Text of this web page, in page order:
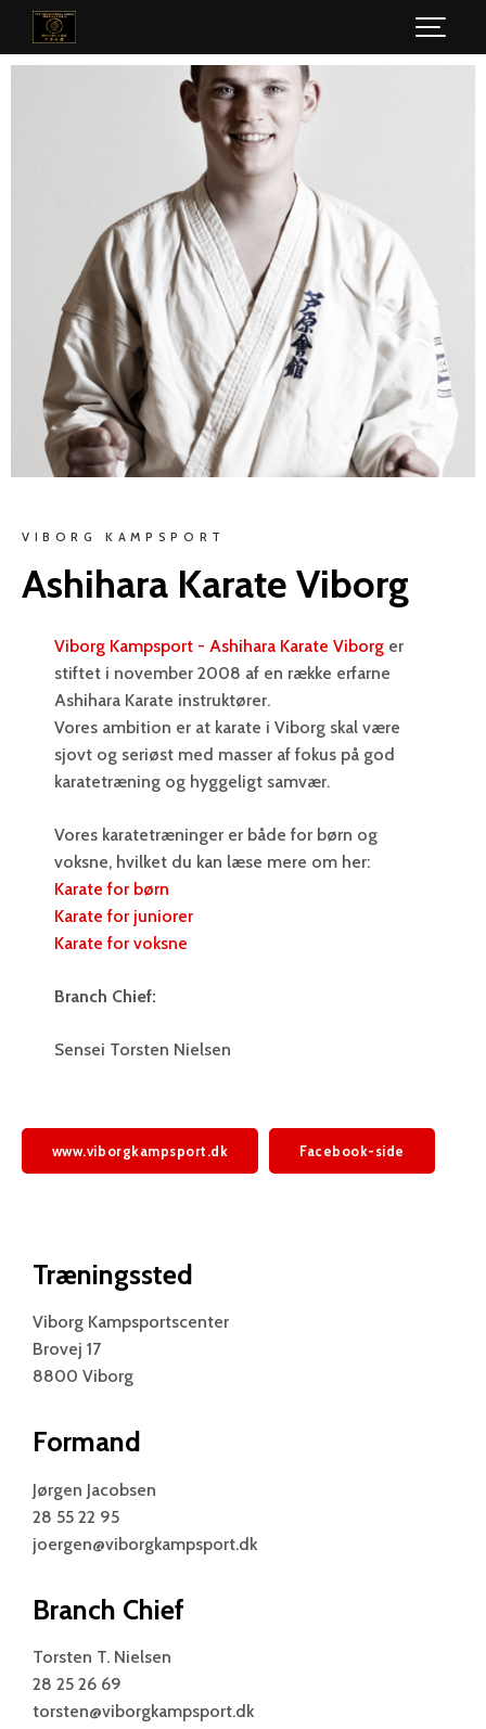
VIBORG KAMPSPORT
Ashihara Karate Viborg
Viborg Kampsport - Ashihara Karate Viborg er
stiftet i november 2008 af en række erfarne
Ashihara Karate instruktører.
Vores ambition er at karate i Viborg skal være
sjovt og seriøst med masser af fokus på god
karatetræning og hyggeligt samvær.
Vores karatetræninger er både for børn og
voksne, hvilket du kan læse mere om her:
Karate for børn
Karate for juniorer
Karate for voksne
Branch Chief:
Sensei Torsten Nielsen
www.viborgkampsport.dk Facebook-side
Træningssted
Viborg Kampsportscenter
Brovej 17
8800 Viborg
Formand
Jørgen Jacobsen
28 55 22 95
joergen@viborgkampsport.dk
Branch Chief
Torsten T. Nielsen
28 25 26 69
torsten@viborgkampsport.dk